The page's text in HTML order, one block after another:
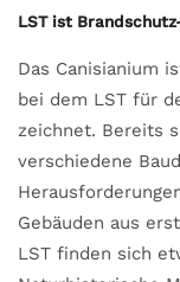
LST ist
Das Canisianium
bei dem LST für
zeichnet. Bereits
verschiedene
Gebäuden aus
LST finden sich